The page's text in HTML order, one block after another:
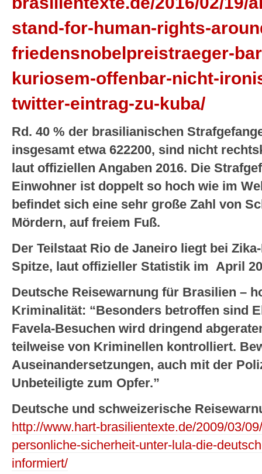
stand-for-human-rights-
friedensnobelpreistraeger-
kuriosem-offenbar-nicht-
twitter-eintrag-zu-kuba/
Rd. 40 % der brasilianischen
insgesamt etwa 622200, sind nicht
laut offiziellen Angaben 2016. Die
Einwohner ist doppelt so hoch wie im
befindet sich eine sehr große Zahl von
Mördern, auf freiem Fuß.
Der Teilstaat Rio de Janeiro liegt bei
Spitze, laut offizieller Statistik im April
Deutsche Reisewarnung für Brasilien –
Kriminalität: “Besonders betroffen sind
Favela-Besuchen wird dringend
teilweise von Kriminellen kontrolliert.
Auseinandersetzungen, auch mit der
Unbeteiligte zum Opfer.”
Deutsche und schweizerische
http://www.hart-brasilientexte.de/2009/03/
personliche-sicherheit-unter-lula-die-
informiert/